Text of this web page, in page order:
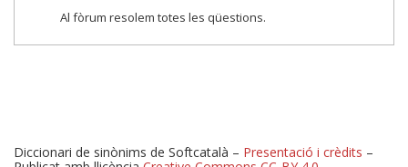
Al fòrum resolem totes les qüestions.
Diccionari de sinònims de Softcatalà – Presentació i crèdits –